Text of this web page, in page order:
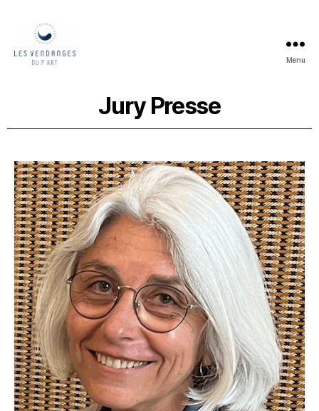
Menu
Jury Presse